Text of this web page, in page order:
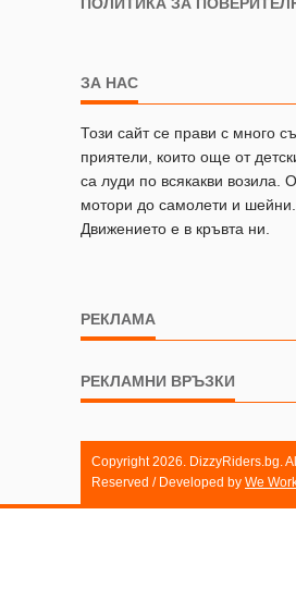
ЗА НАС
Този сайт се прави с много
приятели, които още от
са луди по всякакви возила.
мотори до самолети и
Движението е в кръвта ни.
РЕКЛАМА
РЕКЛАМНИ ВРЪЗКИ
Copyright 2026. DizzyRiders.bg.
Reserved / Developed by We